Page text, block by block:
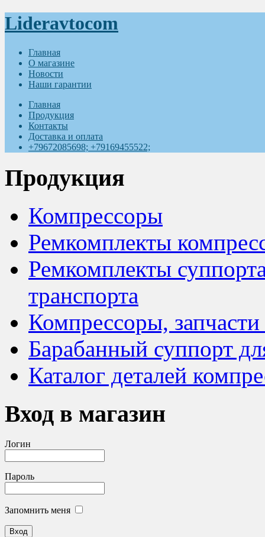
Lideravtocom
Главная
О магазине
Новости
Наши гарантии
Главная
Продукция
Контакты
Доставка и оплата
+79672085698; +79169455522;
Продукция
Компрессоры
Ремкомплекты
Ремкомплекты
транспорта
Компрессоры,
Барабанный суппорт
Каталог деталей
Вход в магазин
Логин
Пароль
Запомнить меня